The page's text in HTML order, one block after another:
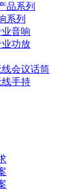
品系列
系列
音响
业功放
线会议话筒
线手持